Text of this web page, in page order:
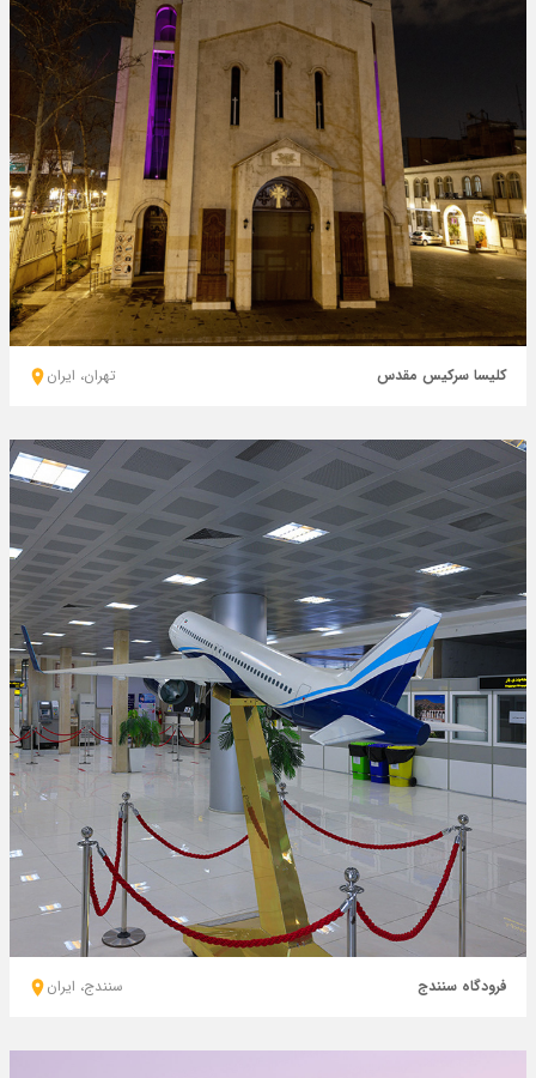
کلیسا سرکیس مقدس تهران، ايران
فرودگاه سنندج سنندج، ايران